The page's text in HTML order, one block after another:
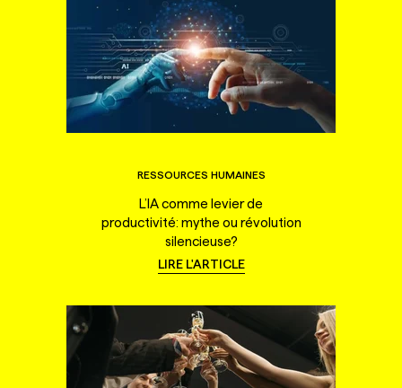
RESSOURCES HUMAINES
L’IA comme levier de
productivité: mythe ou révolution
silencieuse?
LIRE L'ARTICLE